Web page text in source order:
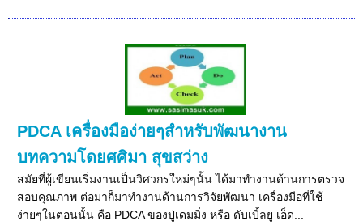
PDCA เครื่องมือง่ายๆสำหรับพัฒนางาน
บทความโดยศศิมา สุขสว่าง
สมัยที่ผู้เขียนเริ่มงานเป็นวิศวกรใหม่ๆนั้น ได้มาทำงานด้านการตรวจ
สอบคุณภาพ ต่อมาก็มาทำงานด้านการวิจัยพัฒนา เครื่องมือที่ใช้
ง่ายๆในตอนนั้น คือ PDCA ของปู่เดมมิ่ง หรือ ดับเบิ้ลยู เอ็ด...